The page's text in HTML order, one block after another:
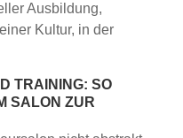
Ausbildung,
Kultur, in der
TRAINING: SO
SALON ZUR